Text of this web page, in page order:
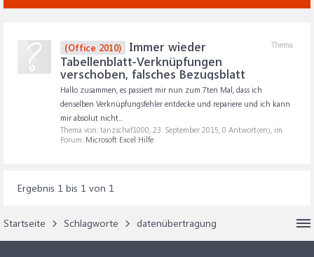
Thema
(Office 2010)
Immer wieder
Tabellenblatt-Verknüpfungen
verschoben, falsches Bezugsblatt
Hallo zusammen, es passiert mir nun zum 7ten Mal, dass ich
denselben Verknüpfungsfehler entdecke und repariere und ich kann
mir absolut nicht...
Thema von: tanzschaf1000, 23. September 2015, 0 Antwort(en), im
Forum: Microsoft Excel Hilfe
Ergebnis 1 bis 1 von 1
Startseite Schlagworte datenübertragung